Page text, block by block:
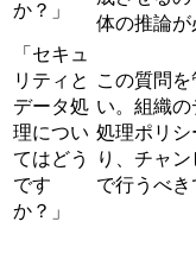
か？」
体の推論が
「セキュ
リティと
データ処
理につい
てはどう
です
か？」
この質問
い。組織
処理ポリ
り、チャ
で行うべき